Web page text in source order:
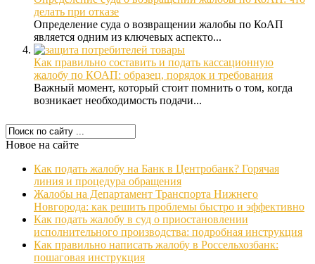
делать при отказе
Определение суда о возвращении жалобы по КоАП
является одним из ключевых аспекто...
Как правильно составить и подать кассационную
жалобу по КОАП: образец, порядок и требования
Важный момент, который стоит помнить о том, когда
возникает необходимость подачи...
Новое на сайте
Как подать жалобу на Банк в Центробанк? Горячая
линия и процедура обращения
Жалобы на Департамент Транспорта Нижнего
Новгорода: как решить проблемы быстро и эффективно
Как подать жалобу в суд о приостановлении
исполнительного производства: подробная инструкция
Как правильно написать жалобу в Россельхозбанк:
пошаговая инструкция